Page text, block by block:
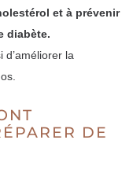
et à prévenir
diabète.
d’améliorer la
DE